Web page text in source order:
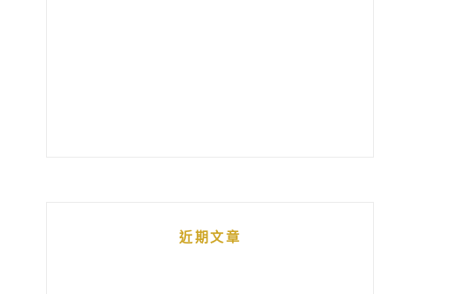
近期文章